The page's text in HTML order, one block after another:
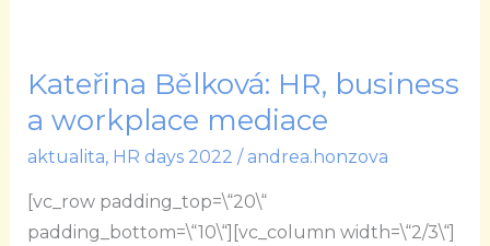
Kateřina Bělková: HR, business
a workplace mediace
aktualita, HR days 2022 / andrea.honzova
[vc_row padding_top=\“20\“
padding_bottom=\“10\“][vc_column width=\“2/3\“]
Kateřina
Bělková:
a
workplace